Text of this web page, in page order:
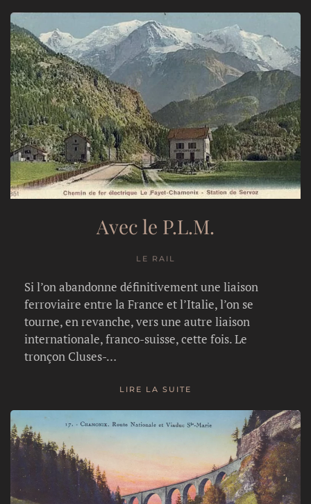
Avec le P.L.M.
LE RAIL
Si l’on abandonne définitivement une liaison
ferroviaire entre la France et l’Italie, l’on se
tourne, en revanche, vers une autre liaison
internationale, franco-suisse, cette fois. Le
tronçon Cluses-…
LIRE LA SUITE